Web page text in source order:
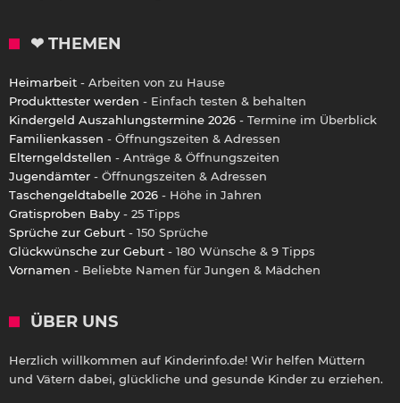
❤ THEMEN
Heimarbeit - Arbeiten von zu Hause
Produkttester werden - Einfach testen & behalten
Kindergeld Auszahlungstermine 2026 - Termine im Überblick
Familienkassen - Öffnungszeiten & Adressen
Elterngeldstellen - Anträge & Öffnungszeiten
Jugendämter - Öffnungszeiten & Adressen
Taschengeldtabelle 2026 - Höhe in Jahren
Gratisproben Baby - 25 Tipps
Sprüche zur Geburt - 150 Sprüche
Glückwünsche zur Geburt - 180 Wünsche & 9 Tipps
Vornamen - Beliebte Namen für Jungen & Mädchen
ÜBER UNS
Herzlich willkommen auf Kinderinfo.de! Wir helfen Müttern
und Vätern dabei, glückliche und gesunde Kinder zu erziehen.